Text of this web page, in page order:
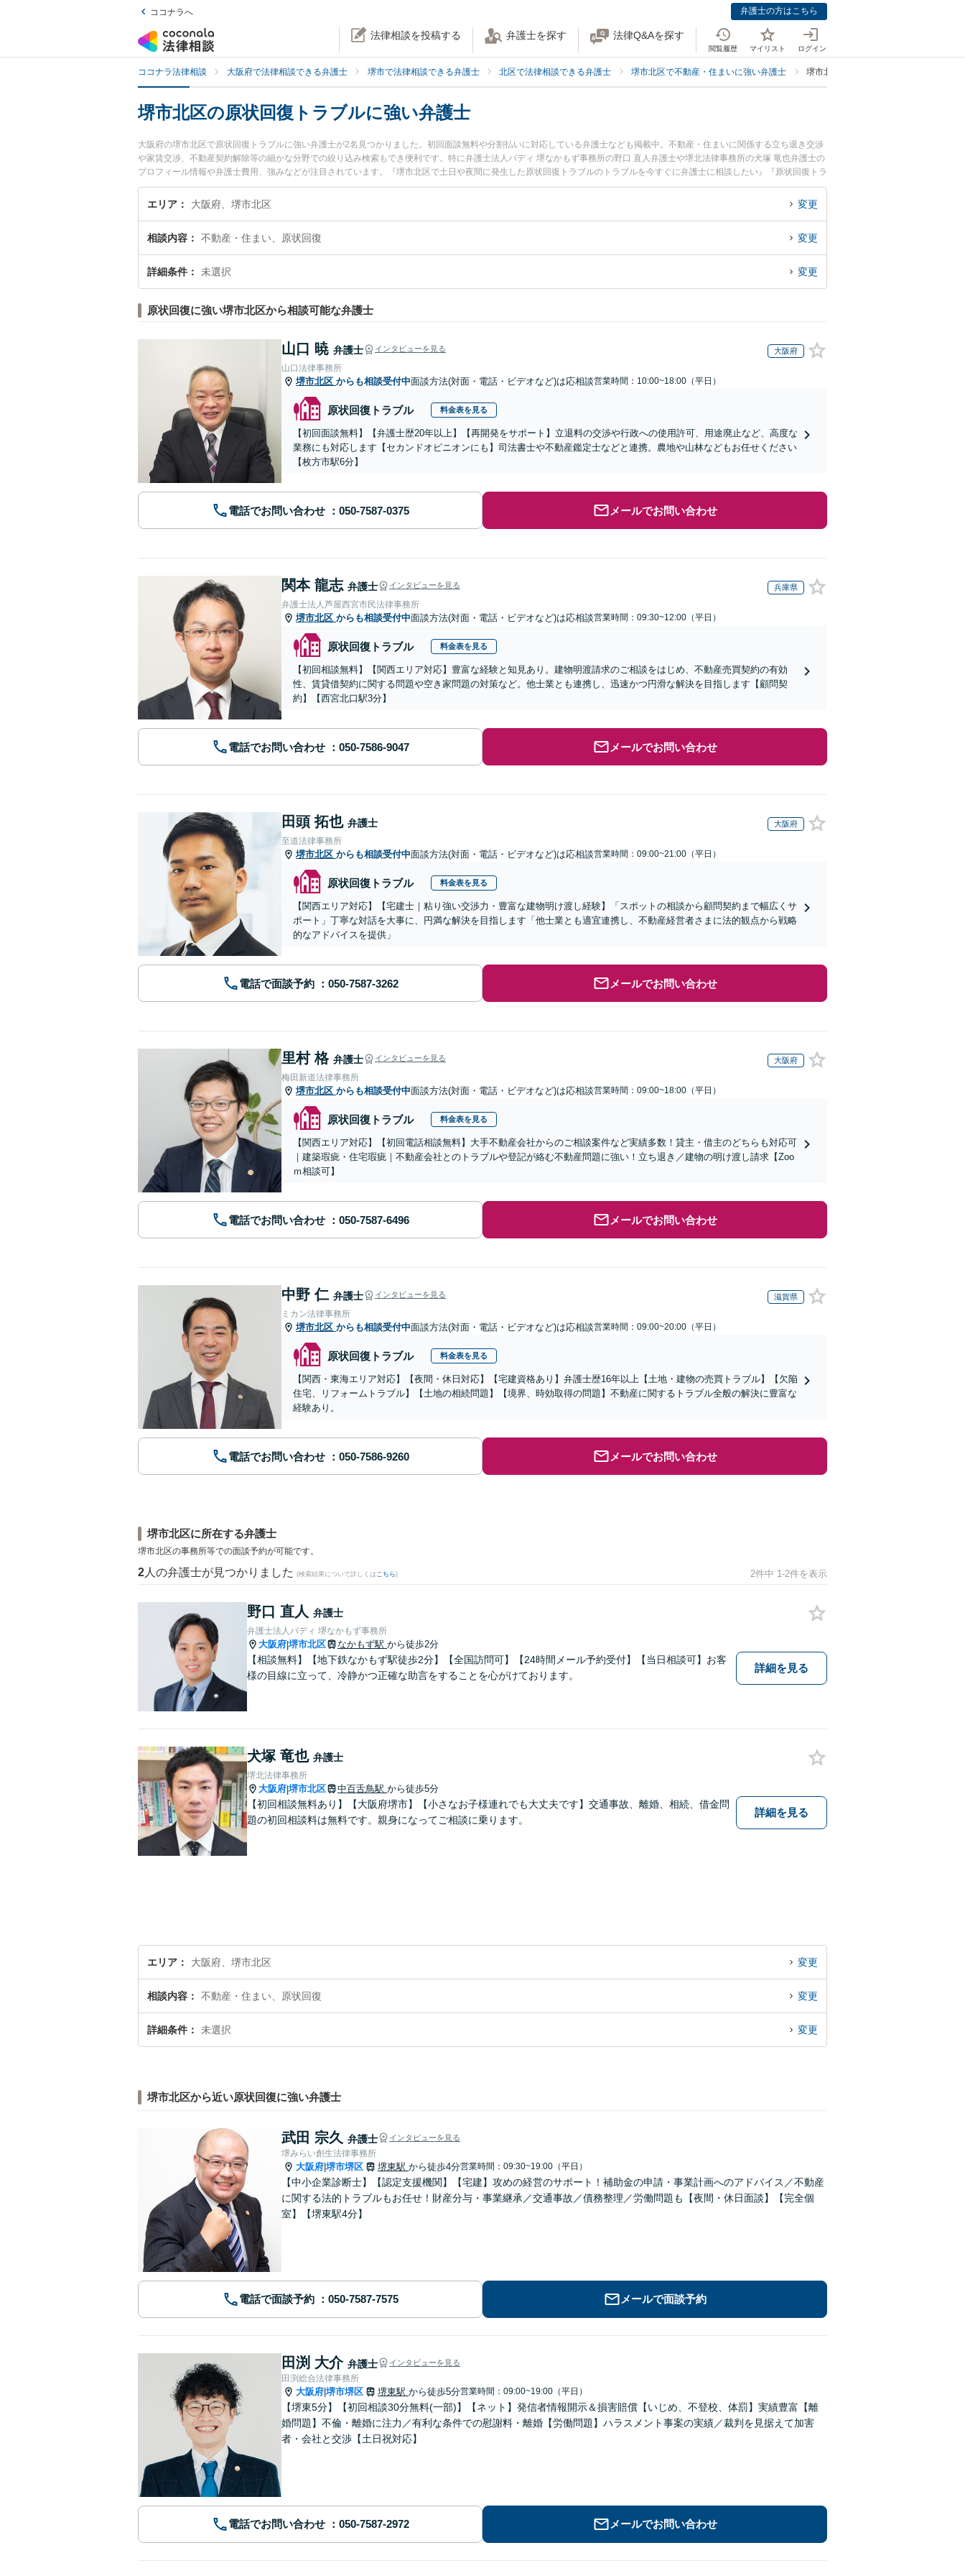
ココナラへ 弁護士の方はこちら
法律相談を投稿する 弁護士を探す 法律Q&Aを探す
閲覧履歴 マイリスト ログイン
ココナラ法律相談 大阪府で法律相談できる弁護士 堺市で法律相談できる弁護士 北区で法律相談できる弁護士 堺市北区で不動産・住まいに強い弁護士 堺市北区で原状回復に強い弁護士
堺市北区の原状回復トラブルに強い弁護士
大阪府の堺市北区で原状回復トラブルに強い弁護士が2名見つかりました。初回面談無料や分割払いに対応している弁護士なども掲載中。不動産・住まいに関係する立ち退き交渉
や家賃交渉、不動産契約解除等の細かな分野での絞り込み検索もでき便利です。特に弁護士法人バディ 堺なかもず事務所の野口 直人弁護士や堺北法律事務所の犬塚 竜也弁護士の
プロフィール情報や弁護士費用、強みなどが注目されています。『堺市北区で土日や夜間に発生した原状回復トラブルのトラブルを今すぐに弁護士に相談したい』『原状回復トラ
ブルのトラブル解決の実績豊富な近くの弁護士を検索したい』『初回相談無料で原状回復トラブルを法律相談できる堺市北区内の弁護士に相談予約したい』などでお困りの相談者
さんにおすすめです。
エリア 大阪府、堺市北区 変更
相談内容 不動産・住まい、原状回復 変更
詳細条件 未選択 変更
原状回復に強い堺市北区から相談可能な弁護士
山口 暁 弁護士 インタビューを見る 大阪府
山口法律事務所
堺市北区 からも相談受付中面談方法(対面・電話・ビデオなど)は応相談営業時間：10:00~18:00（平日）
原状回復トラブル 料金表を見る
【初回面談無料】【弁護士歴20年以上】【再開発をサポート】立退料の交渉や行政への使用許可、用途廃止など、高度な
業務にも対応します【セカンドオピニオンにも】司法書士や不動産鑑定士などと連携。農地や山林などもお任せください
【枚方市駅6分】
電話でお問い合わせ メールでお問い合わせ
関本 龍志 弁護士 インタビューを見る 兵庫県
弁護士法人芦屋西宮市民法律事務所
堺市北区 からも相談受付中面談方法(対面・電話・ビデオなど)は応相談営業時間：09:30~12:00（平日）
原状回復トラブル 料金表を見る
【初回相談無料】【関西エリア対応】豊富な経験と知見あり。建物明渡請求のご相談をはじめ、不動産売買契約の有効
性、賃貸借契約に関する問題や空き家問題の対策など。他士業とも連携し、迅速かつ円滑な解決を目指します【顧問契
約】【西宮北口駅3分】
電話でお問い合わせ メールでお問い合わせ
田頭 拓也 弁護士 大阪府
至道法律事務所
堺市北区 からも相談受付中面談方法(対面・電話・ビデオなど)は応相談営業時間：09:00~21:00（平日）
原状回復トラブル 料金表を見る
【関西エリア対応】【宅建士｜粘り強い交渉力・豊富な建物明け渡し経験】「スポットの相談から顧問契約まで幅広くサ
ポート」丁寧な対話を大事に、円満な解決を目指します「他士業とも適宜連携し、不動産経営者さまに法的観点から戦略
的なアドバイスを提供」
電話で面談予約 メールでお問い合わせ
里村 格 弁護士 インタビューを見る 大阪府
梅田新道法律事務所
堺市北区 からも相談受付中面談方法(対面・電話・ビデオなど)は応相談営業時間：09:00~18:00（平日）
原状回復トラブル 料金表を見る
【関西エリア対応】【初回電話相談無料】大手不動産会社からのご相談案件など実績多数！貸主・借主のどちらも対応可
｜建築瑕疵・住宅瑕疵｜不動産会社とのトラブルや登記が絡む不動産問題に強い！立ち退き／建物の明け渡し請求【Zoo
ｍ相談可】
電話でお問い合わせ メールでお問い合わせ
中野 仁 弁護士 インタビューを見る 滋賀県
ミカン法律事務所
堺市北区 からも相談受付中面談方法(対面・電話・ビデオなど)は応相談営業時間：09:00~20:00（平日）
原状回復トラブル 料金表を見る
【関西・東海エリア対応】【夜間・休日対応】【宅建資格あり】弁護士歴16年以上【土地・建物の売買トラブル】【欠陥
住宅、リフォームトラブル】【土地の相続問題】【境界、時効取得の問題】不動産に関するトラブル全般の解決に豊富な
経験あり。
電話でお問い合わせ メールでお問い合わせ
堺市北区に所在する弁護士
堺市北区の事務所等での面談予約が可能です。
2 人の弁護士が見つかりました (検索結果について詳しくは こちら) 2件中 1-2件を表示
野口 直人 弁護士
弁護士法人バディ 堺なかもず事務所
大阪府|堺市北区 なかもず駅 から徒歩2分
【相談無料】【地下鉄なかもず駅徒歩2分】【全国訪問可】【24時間メール予約受付】【当日相談可】お客
様の目線に立って、冷静かつ正確な助言をすることを心がけております。
詳細を見る
犬塚 竜也 弁護士
堺北法律事務所
大阪府|堺市北区 中百舌鳥駅 から徒歩5分
【初回相談無料あり】【大阪府堺市】【小さなお子様連れでも大丈夫です】交通事故、離婚、相続、借金問
題の初回相談料は無料です。親身になってご相談に乗ります。
詳細を見る
エリア 大阪府、堺市北区 変更
相談内容 不動産・住まい、原状回復 変更
詳細条件 未選択 変更
堺市北区から近い原状回復に強い弁護士
武田 宗久 弁護士 インタビューを見る
堺みらい創生法律事務所
大阪府 堺市堺区 堺東駅 から徒歩4分営業時間：09:30~19:00（平日）
【中小企業診断士】【認定支援機関】【宅建】攻めの経営のサポート！補助金の申請・事業計画へのアドバイス／不動産
に関する法的トラブルもお任せ！財産分与・事業継承／交通事故／債務整理／労働問題も【夜間・休日面談】【完全個
室】【堺東駅4分】
電話で面談予約 メールで面談予約
田渕 大介 弁護士 インタビューを見る
田渕総合法律事務所
大阪府 堺市堺区 堺東駅 から徒歩5分営業時間：09:00~19:00（平日）
【堺東5分】【初回相談30分無料(一部)】【ネット】発信者情報開示＆損害賠償【いじめ、不登校、体罰】実績豊富【離
婚問題】不倫・離婚に注力／有利な条件での慰謝料・離婚【労働問題】ハラスメント事案の実績／裁判を見据えて加害
者・会社と交渉【土日祝対応】
電話でお問い合わせ メールでお問い合わせ